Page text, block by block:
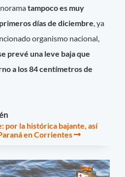
tampoco es muy
días de diciembre , ya
organismo nacional,
prevé una leve baja que
a los 84 centímetros de
por la histórica bajante, así
en Corrientes